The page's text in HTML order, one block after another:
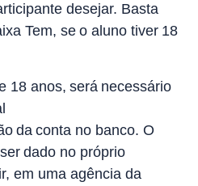
desejar. Basta
Tem, se o aluno tiver 18
18 anos, será necessário
da conta no banco. O
dado no próprio
em uma agência da